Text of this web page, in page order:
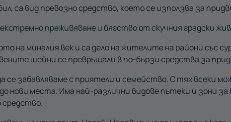
са вид превозно средство, което се използва за
преживяване и бягство от скучния градски
на миналия век и са дело на жителите на райони със
шейни се превръщали в по-бързи средства за
забавляваме с приятели и семейство. С тях всеки
нови места. Има най-различни видове пътеки и зони
средство.